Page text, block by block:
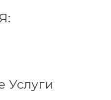
Услуги